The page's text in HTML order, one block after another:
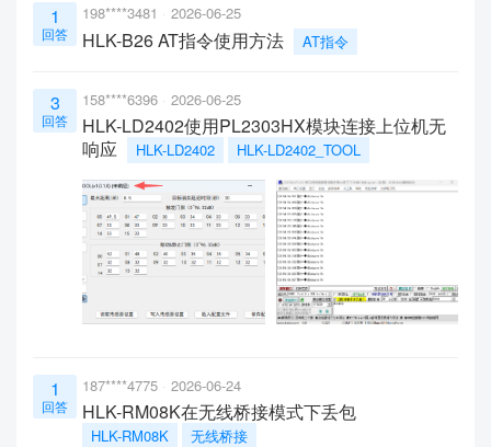
1
回答
198****3481 2026-06-25
HLK-B26 AT指令使用方法 AT指令
3
回答
158****6396 2026-06-25
HLK-LD2402使用PL2303HX模块连接上位机无
响应
HLK-LD2402 HLK-LD2402_TOOL
1
回答
187****4775 2026-06-24
HLK-RM08K在无线桥接模式下丢包
HLK-RM08K 无线桥接